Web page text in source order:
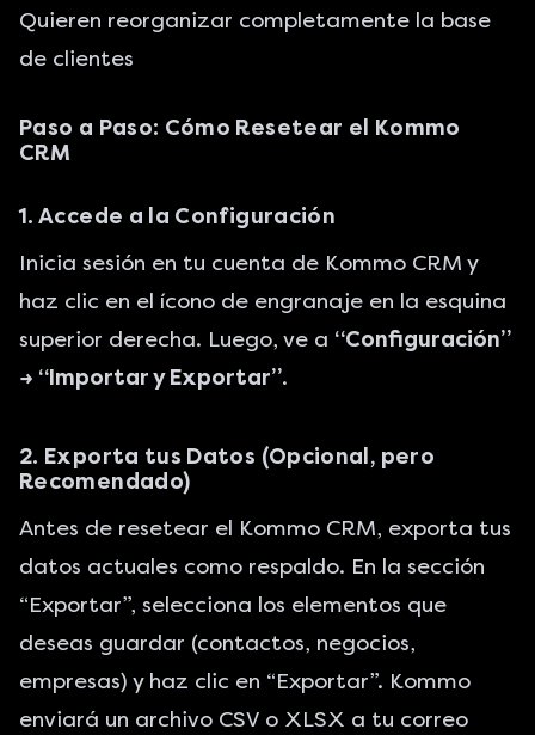
Quieren reorganizar completamente la base
de clientes
Paso a Paso: Cómo Resetear el Kommo
CRM
1. Accede a la Configuración
Inicia sesión en tu cuenta de Kommo CRM y
haz clic en el ícono de engranaje en la esquina
superior derecha. Luego, ve a “Configuración”
→ “Importar y Exportar”.
2. Exporta tus Datos (Opcional, pero
Recomendado)
Antes de resetear el Kommo CRM, exporta tus
datos actuales como respaldo. En la sección
“Exportar”, selecciona los elementos que
deseas guardar (contactos, negocios,
empresas) y haz clic en “Exportar”. Kommo
enviará un archivo CSV o XLSX a tu correo